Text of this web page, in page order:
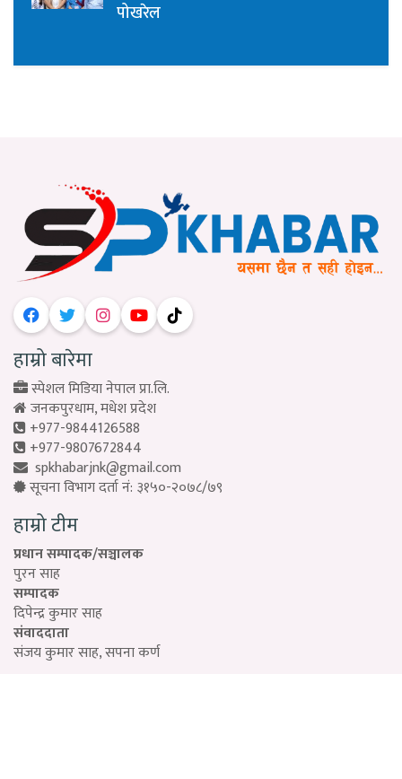
पोखरेल
हाम्रो बारेमा
स्पेशल मिडिया नेपाल प्रा.लि.
जनकपुरधाम, मधेश प्रदेश
+977-9844126588
+977-9807672844
spkhabarjnk@gmail.com
सूचना विभाग दर्ता नं: ३१५०-२०७८/७९
हाम्रो टीम
प्रधान सम्पादक/सञ्चालक
पुरन साह
सम्पादक
दिपेन्द्र कुमार साह
संवाददाता
संजय कुमार साह, सपना कर्ण